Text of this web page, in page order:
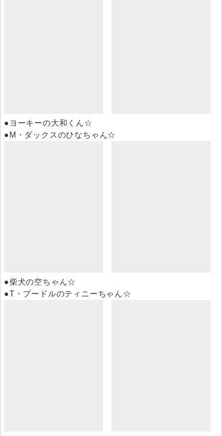
●ヨーキーの大和くん☆
●M・ダックスのひなちゃん☆
●柴犬の空ちゃん☆
●T・プードルのティニーちゃん☆